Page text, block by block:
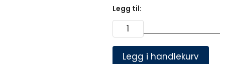
Legg til:
Legg i handlekurv